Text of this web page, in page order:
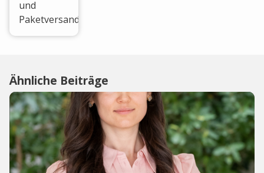
und
Paketversand.
Ähnliche Beiträge